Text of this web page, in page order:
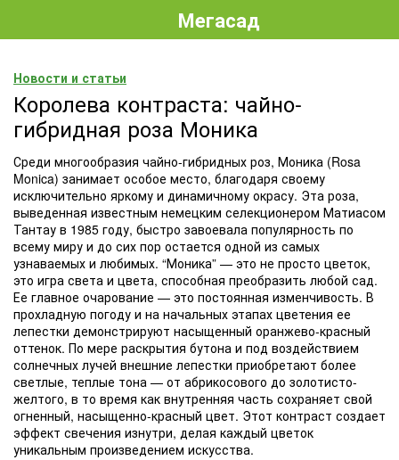
Мегасад
Новости и статьи
Королева контраста: чайно-
гибридная роза Моника
Среди многообразия чайно-гибридных роз, Моника (Rosa
Monica) занимает особое место, благодаря своему
исключительно яркому и динамичному окрасу. Эта роза,
выведенная известным немецким селекционером Матиасом
Тантау в 1985 году, быстро завоевала популярность по
всему миру и до сих пор остается одной из самых
узнаваемых и любимых. “Моника” — это не просто цветок,
это игра света и цвета, способная преобразить любой сад.
Ее главное очарование — это постоянная изменчивость. В
прохладную погоду и на начальных этапах цветения ее
лепестки демонстрируют насыщенный оранжево-красный
оттенок. По мере раскрытия бутона и под воздействием
солнечных лучей внешние лепестки приобретают более
светлые, теплые тона — от абрикосового до золотисто-
желтого, в то время как внутренняя часть сохраняет свой
огненный, насыщенно-красный цвет. Этот контраст создает
эффект свечения изнутри, делая каждый цветок
уникальным произведением искусства.